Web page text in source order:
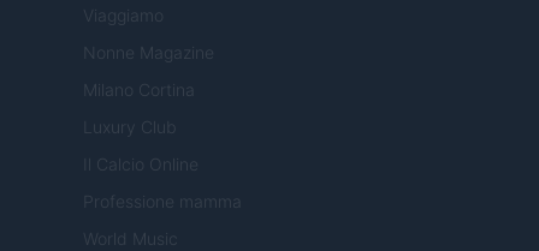
Viaggiamo
Nonne Magazine
Milano Cortina
Luxury Club
Il Calcio Online
Professione mamma
World Music